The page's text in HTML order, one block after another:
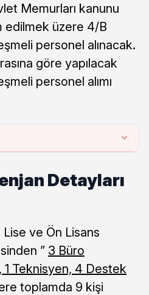
Memurları kanunu
edilmek üzere 4/B
personel alınacak.
göre yapılacak
personel alımı
Detayları
ve Ön Lisans
” 3 Büro
1 Teknisyen, 4 Destek
toplamda 9 kişi